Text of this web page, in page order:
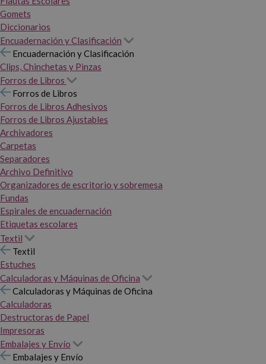
Gomets
Diccionarios
Encuadernación y Clasificación
Encuadernación y Clasificación
Clips, Chinchetas y Pinzas
Forros de Libros
Forros de Libros
Forros de Libros Adhesivos
Forros de Libros Ajustables
Archivadores
Carpetas
Separadores
Archivo Definitivo
Organizadores de escritorio y sobremesa
Fundas
Espirales de encuadernación
Etiquetas escolares
Textil
Textil
Estuches
Calculadoras y Máquinas de Oficina
Calculadoras y Máquinas de Oficina
Calculadoras
Destructoras de Papel
Impresoras
Embalajes y Envío
Embalajes y Envío